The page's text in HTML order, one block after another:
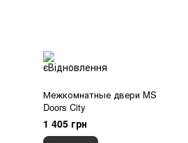
Межкомнатные двери MS
Doors City
1 405 грн